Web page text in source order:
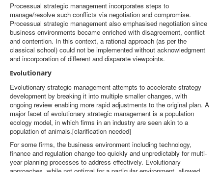
Processual strategic management incorporates steps to
manage/resolve such conflicts via negotiation and compromise.
Processual strategic management also emphasised negotiation since
business environments became enriched with disagreement, conflict
and contention. In this context, a rational approach (as per the
classical school) could not be implemented without acknowledgment
and incorporation of different and disparate viewpoints.
Evolutionary
Evolutionary strategic management attempts to accelerate strategy
development by breaking it into multiple smaller changes, with
ongoing review enabling more rapid adjustments to the original plan. A
major facet of evolutionary strategic management is a population
ecology model, in which firms in an industry are seen akin to a
population of animals.[clarification needed]
For some firms, the business environment including technology,
finance and regulation change too quickly and unpredictably for multi-
year planning processes to address effectively. Evolutionary